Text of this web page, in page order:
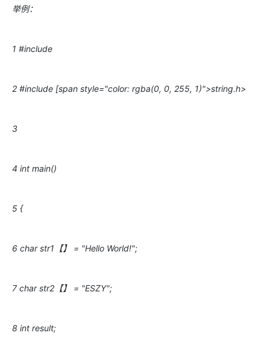
举例：
1 #include
2 #include [span style="color: rgba(0, 0, 255, 1)">string.h>
3
4 int main()
5 {
6 char str1【】 = "Hello World!";
7 char str2【】 = "ESZY";
8 int result;